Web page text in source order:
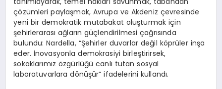
çözümleri paylaşmak, Avrupa ve Akdeniz çevresinde
yeni bir demokratik mutabakat oluşturmak için
şehirlerarası ağların güçlendirilmesi çağrısında
bulundu: Nardella, “Şehirler duvarlar değil köprüler inşa
eder. İnovasyonla demokrasiyi birleştirirsek,
sokaklarımız özgürlüğü canlı tutan sosyal
laboratuvarlara dönüşür” ifadelerini kullandı.